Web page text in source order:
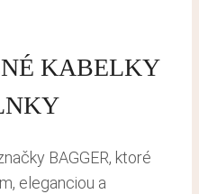
KABELKY
BAGGER, ktoré
eleganciou a